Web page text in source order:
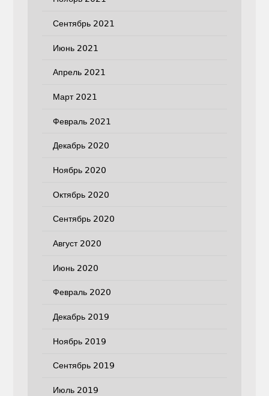
Сентябрь 2021
Июнь 2021
Апрель 2021
Март 2021
Февраль 2021
Декабрь 2020
Ноябрь 2020
Октябрь 2020
Сентябрь 2020
Август 2020
Июнь 2020
Февраль 2020
Декабрь 2019
Ноябрь 2019
Сентябрь 2019
Июль 2019